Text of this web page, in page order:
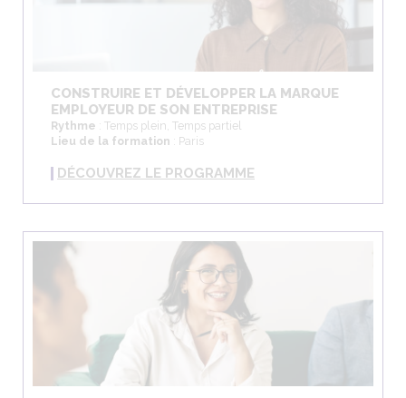
CONSTRUIRE ET DÉVELOPPER LA MARQUE
EMPLOYEUR DE SON ENTREPRISE
Rythme : Temps plein, Temps partiel
Lieu de la formation : Paris
DÉCOUVREZ LE PROGRAMME